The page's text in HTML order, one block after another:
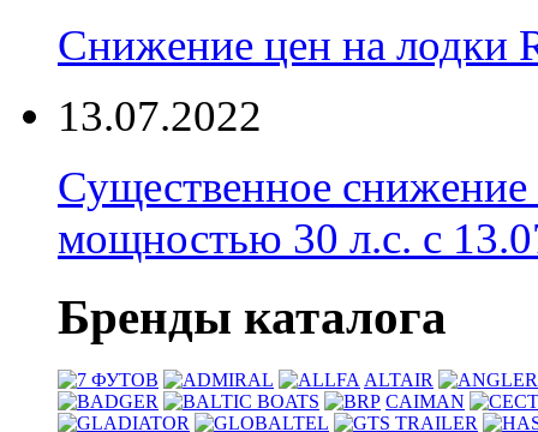
Снижение цен на лодки
13.07.2022
Существенное
мощностью 30 л.с. с
Бренды каталога
ALTAIR
CAIMAN